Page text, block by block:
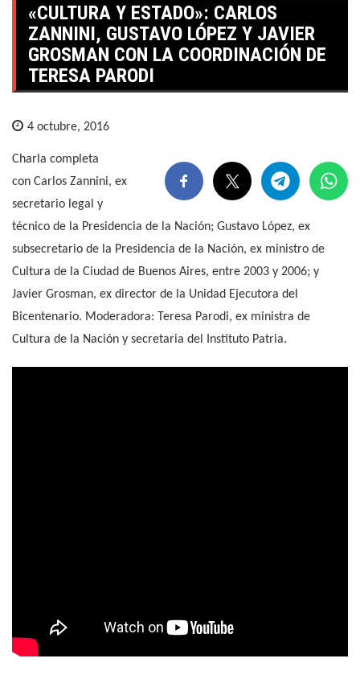
«CULTURA Y ESTADO»: CARLOS
ZANNINI, GUSTAVO LÓPEZ Y JAVIER
GROSMAN CON LA COORDINACIÓN DE
TERESA PARODI
4 octubre, 2016
Charla completa
con Carlos Zannini, ex
secretario legal y
técnico de la Presidencia de la Nación; Gustavo López, ex
subsecretario de la Presidencia de la Nación, ex ministro de
Cultura de la Ciudad de Buenos Aires, entre 2003 y 2006; y
Javier Grosman, ex director de la Unidad Ejecutora del
Bicentenario. Moderadora: Teresa Parodi, ex ministra de
Cultura de la Nación y secretaria del Instituto Patria.